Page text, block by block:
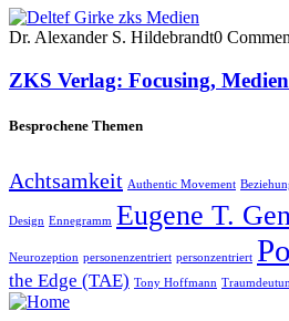
Dr. Alexander S. Hildebrandt0
ZKS Verlag: Focusing,
Besprochene Themen
Achtsamkeit Authentic Movement
Design Ennegramm Eugene T.
Neurozeption personenzentriert personzentriert
the Edge (TAE) Tony Hoffmann